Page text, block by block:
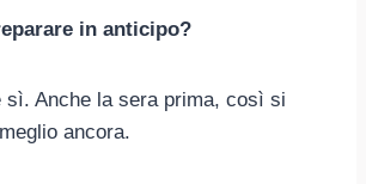
in anticipo?
sì. Anche la sera prima, così si
ancora.